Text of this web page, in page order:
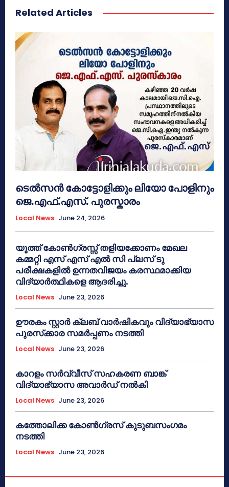
Related Articles
ടെൽസൻ കോട്ടോളിക്കും ലിയോ പോളിനും
ജെ.എഫ്.എസ്. പുരസ്കാരം
Local News June 24, 2026
യൂത്ത് കോൺഗ്രസ്സ് തളിയക്കോണം മേഖല
കമ്മറ്റി എസ് എസ് എൽ സി പ്ലസ് ടു
പരീക്ഷകളിൽ ഉന്നതവിജയം കരസ്ഥമാക്കിയ
വിദ്യാർത്ഥികളെ ആദരിച്ചു.
Local News June 23, 2026
ഊരകം സ്റ്റാർ ക്ലബ് വാർഷികവും വിദ്യാഭ്യാസ
പുരസ്‌ക്കാര സമർപ്പണം നടത്തി
Local News June 23, 2026
കാറളം സർവ്വീസ് സഹകരണ ബാങ്ക്
വിദ്യാഭ്യാസ അവാർഡ് നൽകി
Local News June 23, 2026
കത്തോലിക്ക കോൺഗ്രസ് കുടുബസംഗമം
നടത്തി
Local News June 23, 2026